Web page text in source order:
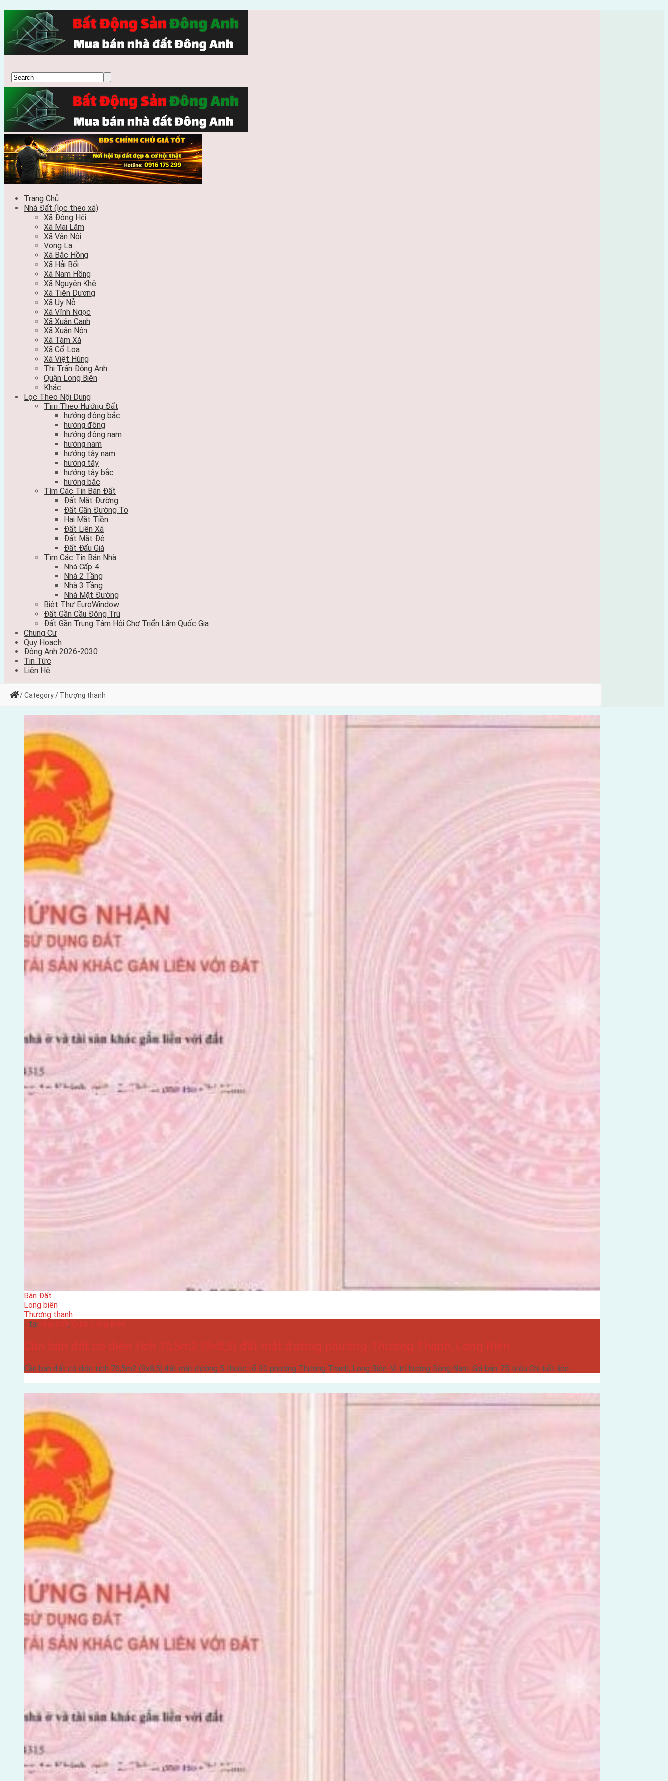
Trang Chủ
Nhà Đất (lọc theo xã)
Xã Đông Hội
Xã Mai Lâm
Xã Vân Nội
Võng La
Xã Bắc Hồng
Xã Hải Bối
Xã Nam Hồng
Xã Nguyên Khê
Xã Tiên Dương
Xã Uy Nỗ
Xã Vĩnh Ngọc
Xã Xuân Canh
Xã Xuân Nộn
Xã Tàm Xá
Xã Cổ Loa
Xã Việt Hùng
Thị Trấn Đông Anh
Quận Long Biên
Khác
Lọc Theo Nội Dung
Tìm Theo Hướng Đất
hướng đông bắc
hướng đông
hướng đông nam
hướng nam
hướng tây nam
hướng tây
hướng tây bắc
hướng bắc
Tìm Các Tin Bán Đất
Đất Mặt Đường
Đất Gần Đường To
Hai Mặt Tiền
Đất Liên Xã
Đất Mặt Đê
Đất Đấu Giá
Tìm Các Tin Bán Nhà
Nhà Cấp 4
Nhà 2 Tầng
Nhà 3 Tầng
Nhà Mặt Đường
Biệt Thự EuroWindow
Đất Gần Cầu Đông Trù
Đất Gần Trung Tâm Hội Chợ Triển Lãm Quốc Gia
Chung Cư
Quy Hoạch
Đông Anh 2026-2030
Tin Tức
Liên Hệ
/ Category / Thượng thanh
Bán Đất
Long biên
Thượng thanh
- tại Nhà Đất, Quận Long Biên
Cần bán đất có diện tích 76,5m2 (9×8,5) đất mặt đường phường Thượng Thanh, Long Biên
Cần bán đất có diện tích 76,5m2 (9x8,5) đất mặt đường 5 thuộc tổ 30 phường Thượng Thanh, Long Biên. Vị trí hướng Đông Nam. Giá bán: 75 triệu Chi tiết liên…